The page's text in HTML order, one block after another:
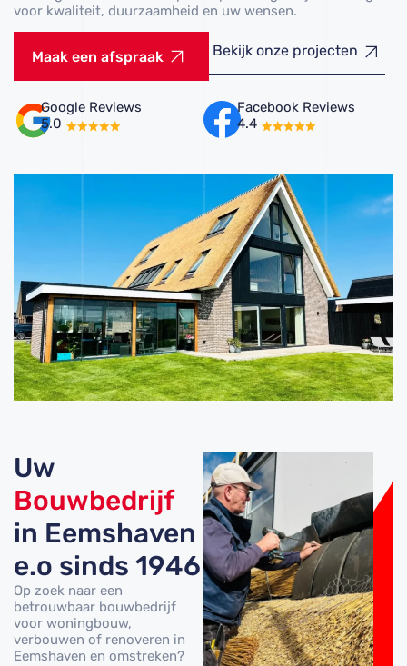
voor kwaliteit, duurzaamheid en uw wensen.
Maak een afspraak Bekijk onze projecten
Google Reviews
5.0
Facebook Reviews
4.4
Uw
Bouwbedrijf
in Eemshaven
e.o sinds 1946
Op zoek naar een
betrouwbaar bouwbedrijf
voor woningbouw,
verbouwen of renoveren in
Eemshaven en omstreken?